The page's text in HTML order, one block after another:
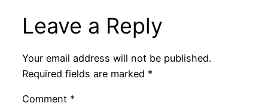
Leave a Reply
Your email address will not be published.
Required fields are marked *
Comment *